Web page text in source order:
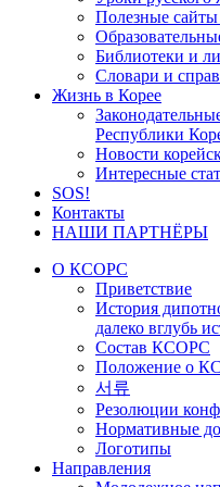
Полезные
Библиотеки и
Словари и
Жизнь в Корее
Республики
Новости
Интересные
SOS!
Контакты
НАШИ ПАРТНЁРЫ
О КСОРС
Приветствие
История
далеко вглубь
Состав КСОРС
Положение о
서류
Резолюции
Нормативные
Логотипы
Направления